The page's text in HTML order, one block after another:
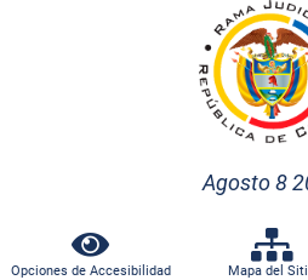
Agosto 8
Opciones de Accesibilidad Mapa del